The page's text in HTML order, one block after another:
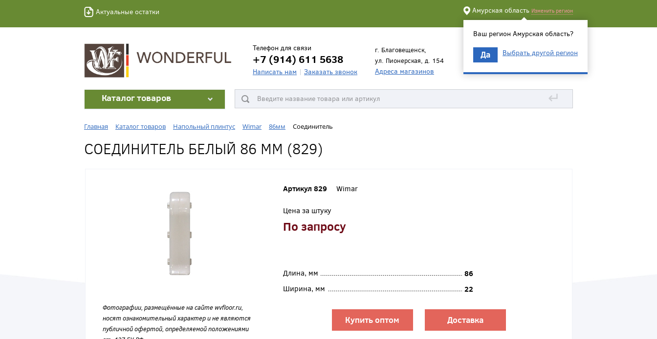
Актуальные остатки Амурская область Изменить регион
Ваш регион Амурская область?
Да Выбрать другой регион
Телефон для связи
+7 (914) 611 5638
Написать нам Заказать звонок
г. Благовещенск,
ул. Пионерская, д. 154
Адреса магазинов
Каталог товаров ↵
Главная Каталог товаров Напольный плинтус Wimar 86мм Соединитель
СОЕДИНИТЕЛЬ БЕЛЫЙ 86 ММ (829)
Фотографии, размещённые на сайте wvfloor.ru,
носят ознакомительный характер и не являются
публичной офертой, определяемой положениями
Артикул 829 Wimar
Цена за штуку
По запросу
Длина, мм
86
Ширина, мм
22
Купить оптом Доставка